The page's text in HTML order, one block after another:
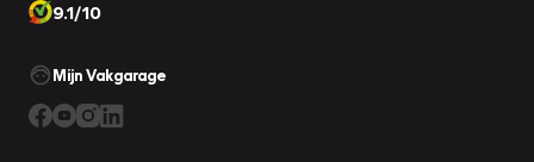
9.1/10
Mijn Vakgarage